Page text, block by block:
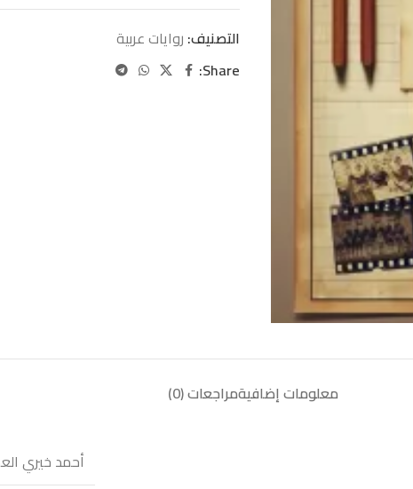
التصنيف: روايات عربية
Share:
معلومات إضافيةمراجعات (0)
أحمد خيري